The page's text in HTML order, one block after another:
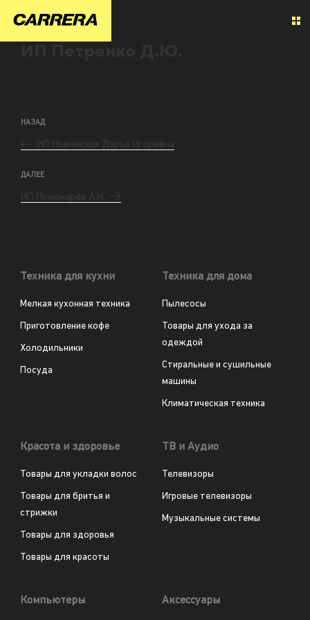
НАЗАД
ДАЛЕЕ
Техника для кухни
Мелкая кухонная техника
Приготовление кофе
Холодильники
Посуда
Техника для дома
Пылесосы
Товары для ухода за
одеждой
Стиральные и сушильные
машины
Климатическая техника
Красота и здоровье
Товары для укладки волос
Товары для бритья и
стрижки
Товары для здоровья
Товары для красоты
ТВ и Аудио
Телевизоры
Игровые телевизоры
Музыкальные системы
Компьютеры Аксессуары